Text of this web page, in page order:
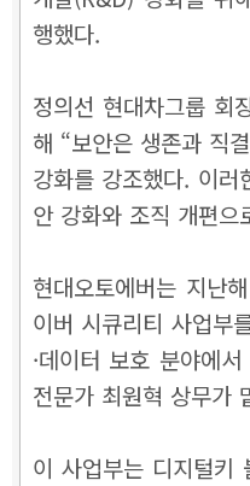
행했다.
정의선 현대차그룹 회
해 “보안은 생존과 직
강화를 강조했다. 이
안 강화와 조직 개편으
현대오토에버는 지난
이버 시큐리티 사업부
·데이터 보호 분야에
전문가 최원혁 상무가
이 사업부는 디지털키